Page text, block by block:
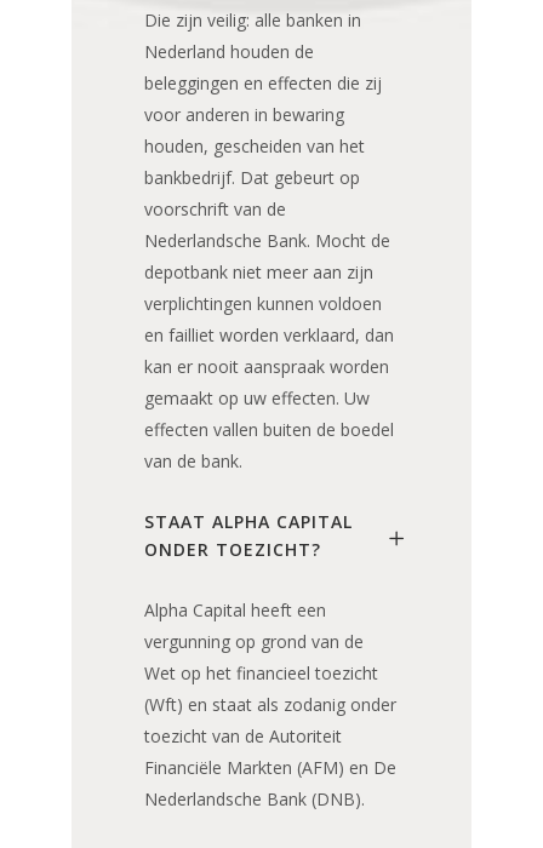
Die zijn veilig: alle banken in
Nederland houden de
beleggingen en effecten die zij
voor anderen in bewaring
houden, gescheiden van het
bankbedrijf. Dat gebeurt op
voorschrift van de
Nederlandsche Bank. Mocht de
depotbank niet meer aan zijn
verplichtingen kunnen voldoen
en failliet worden verklaard, dan
kan er nooit aanspraak worden
gemaakt op uw effecten. Uw
effecten vallen buiten de boedel
van de bank.
STAAT ALPHA CAPITAL
ONDER TOEZICHT?
Alpha Capital heeft een
vergunning op grond van de
Wet op het financieel toezicht
(Wft) en staat als zodanig onder
toezicht van de Autoriteit
Financiële Markten (AFM) en De
Nederlandsche Bank (DNB).